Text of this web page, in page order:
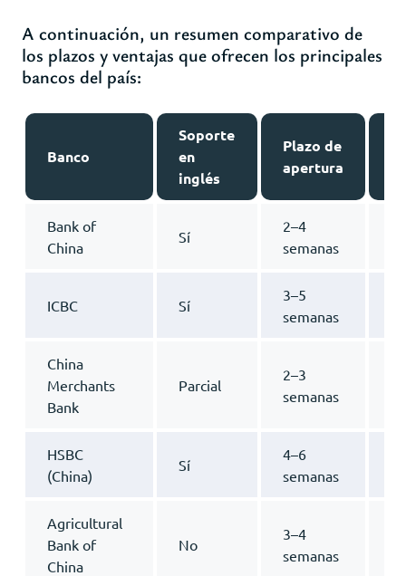
A continuación, un resumen comparativo de
los plazos y ventajas que ofrecen los principales
bancos del país:
Banco
Soporte
en
inglés
Plazo de
apertura
Bank of
China
Sí
2–4
semanas
ICBC Sí
3–5
semanas
China
Merchants
Bank
Parcial
2–3
semanas
HSBC
(China)
Sí
4–6
semanas
Agricultural
Bank of
China
No
3–4
semanas